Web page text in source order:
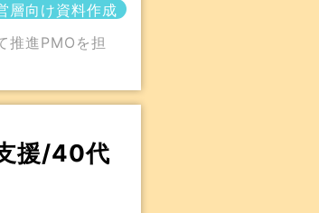
層向け資料作成
推進PMOを担
援/40代